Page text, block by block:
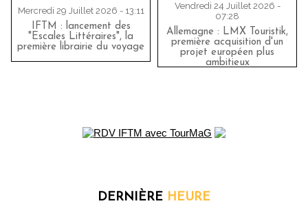
Mercredi 29 Juillet 2026 - 13:11
IFTM : lancement des
"Escales Littéraires", la
première librairie du voyage
Vendredi 24 Juillet 2026 -
07:28
Allemagne : LMX Touristik,
première acquisition d'un
projet européen plus
ambitieux
DERNIÈRE HEURE